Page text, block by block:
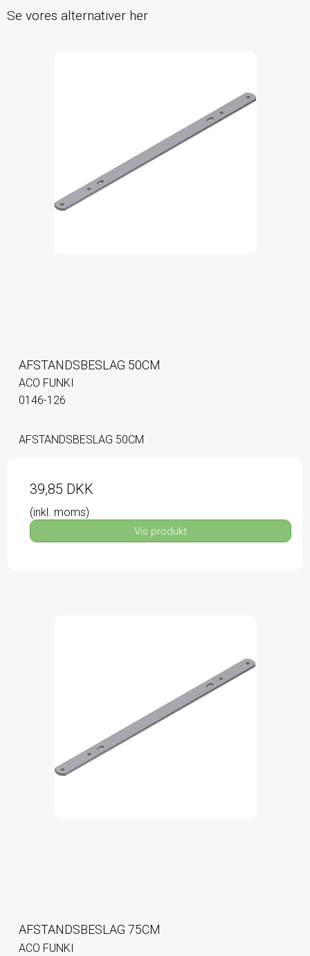
Se vores alternativer her
AFSTANDSBESLAG 50CM
ACO FUNKI
0146-126
AFSTANDSBESLAG 50CM
39,85 DKK
(inkl. moms)
Vis produkt
AFSTANDSBESLAG 75CM
ACO FUNKI